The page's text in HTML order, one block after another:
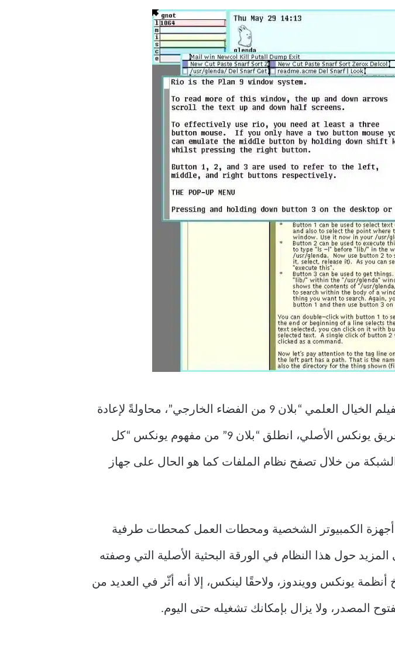
من مختبرات بيل، والذي سُمّي تيمّنًا بفيلم الخيال العلمي “بلان 9 من الفضاء الخارجي”، محاولةً لإعادة
تصور مفهوم نظام التشغيل. بقيادة روب بايك وأعضاء آخرين من فريق يونكس الأصلي، انطلق “بلان 9” من مفهوم يونكس “كل
من خلال تصفح نظام الملفات كما هو الحال على جهاز
حيث عملت أجهزة الكمبيوتر الشخصية ومحطات العمل كمحطات طرفية
حول هذا النظام في الورقة البحثية الأصلية التي وصفته
يونكس وويندوز، ولاحقًا لينكس، إلا أنه أثّر في العديد من
المصدر، ولا يزال بإمكانك تشغيله حتى اليوم.